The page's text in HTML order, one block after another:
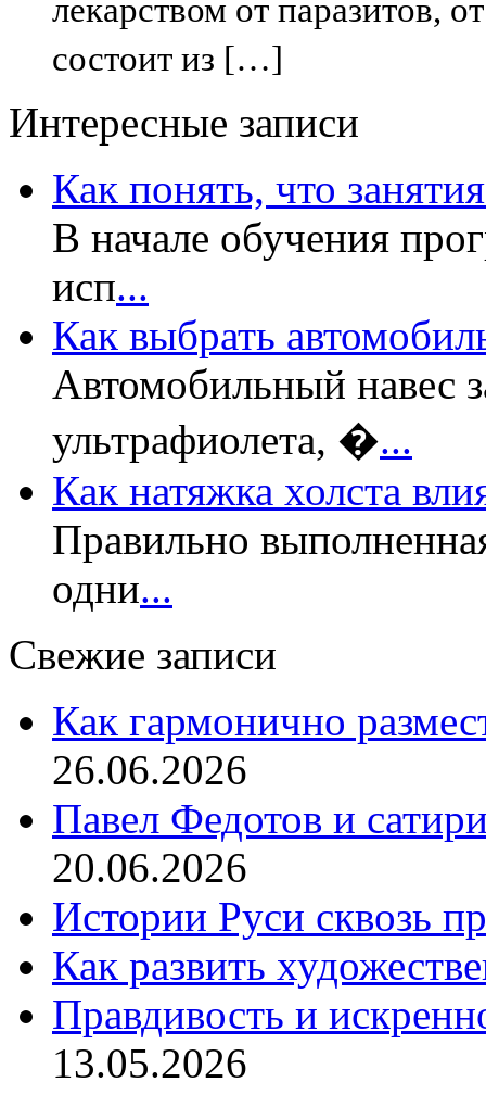
лекарством от паразитов,
состоит из […]
Интересные записи
Как понять, что
В начале обучения
исп...
Как выбрать
Автомобильный навес
ультрафиолета, �...
Как натяжка холста
Правильно
одни...
Свежие записи
Как гармонично
26.06.2026
Павел Федотов и
20.06.2026
Истории Руси сквозь
Как развить
Правдивость и
13.05.2026